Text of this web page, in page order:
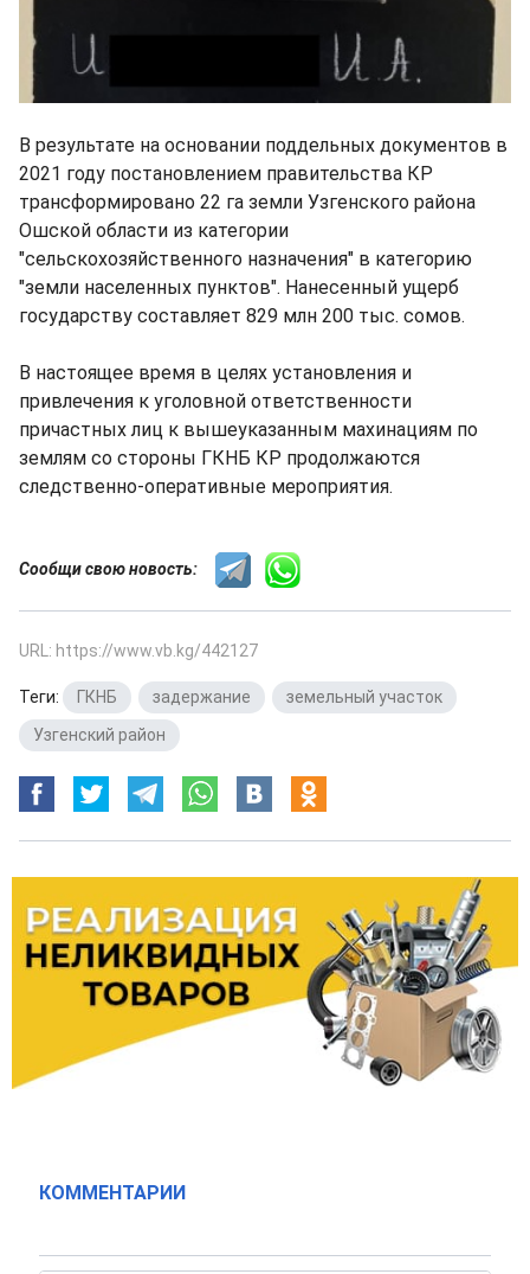
В результате на основании поддельных документов в
2021 году постановлением правительства КР
трансформировано 22 га земли Узгенского района
Ошской области из категории
"сельскохозяйственного назначения" в категорию
"земли населенных пунктов". Нанесенный ущерб
государству составляет 829 млн 200 тыс. сомов.
В настоящее время в целях установления и
привлечения к уголовной ответственности
причастных лиц к вышеуказанным махинациям по
землям со стороны ГКНБ КР продолжаются
следственно-оперативные мероприятия.
Сообщи свою новость:
URL: https://www.vb.kg/442127
Теги: ГКНБ задержание земельный участок
Узгенский район
КОММЕНТАРИИ